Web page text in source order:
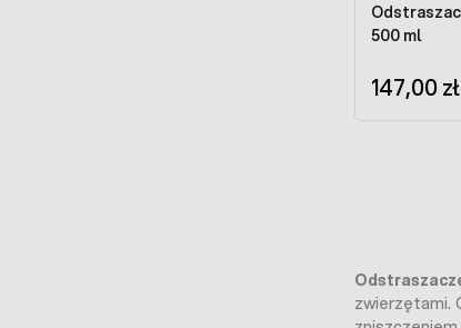
500 ml
147,00 zł
zwierzętami.